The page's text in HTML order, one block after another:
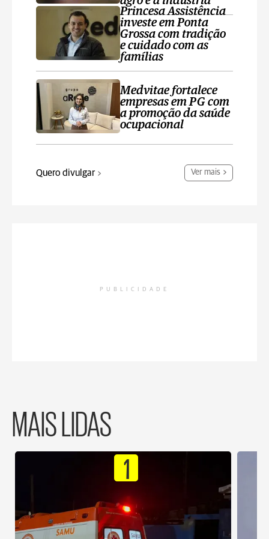
Princesa Assistência
investe em Ponta
Grossa com tradição
e cuidado com as
famílias
Medvitae fortalece
empresas em PG com
a promoção da saúde
ocupacional
Quero divulgar Ver mais
PUBLICIDADE
MAIS LIDAS
1